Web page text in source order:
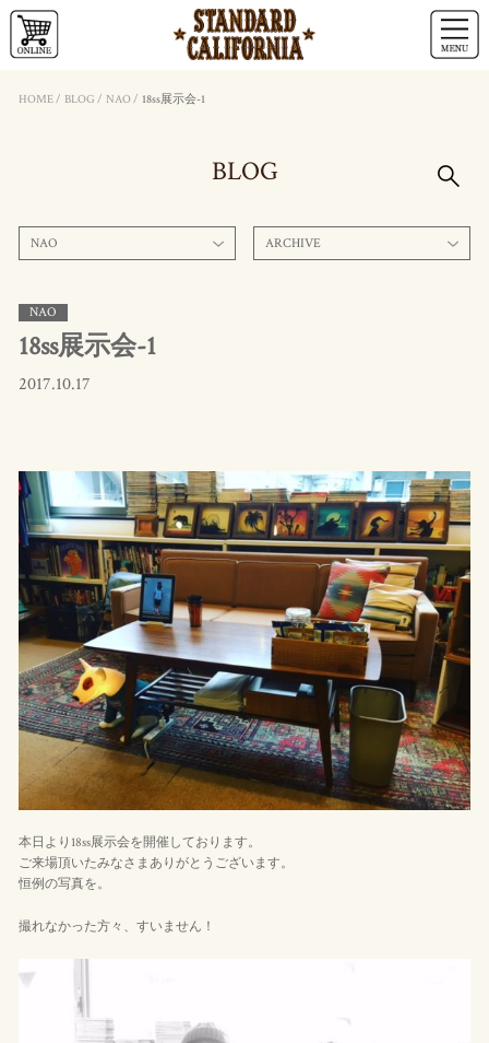
HOME/ BLOG / NAO/ 18ss展示会-1
BLOG
NAO ARCHIVE
NAO
18ss展示会-1
2017.10.17
本日より18ss展示会を開催しております。
ご来場頂いたみなさまありがとうございます。
恒例の写真を。
撮れなかった方々、すいません！